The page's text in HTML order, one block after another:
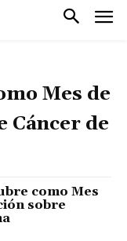
Mes de
Cáncer de
como Mes
sobre